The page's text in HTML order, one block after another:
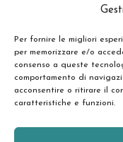
Per fornire le migliori
per memorizzare e/o
consenso a queste
comportamento di
acconsentire o ritirare il
caratteristiche e funzioni.